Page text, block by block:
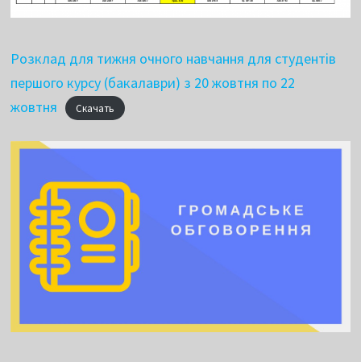
Розклад для тижня очного навчання для студентів
першого курсу (бакалаври) з 20 жовтня по 22
жовтня
Скачать